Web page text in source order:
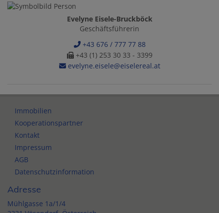
Evelyne Eisele-Bruckböck
Geschäftsführerin
+43 676 / 777 77 88
+43 (1) 253 30 33 - 3399
evelyne.eisele@eiselereal.at
Immobilien
Kooperationspartner
Kontakt
Impressum
AGB
Datenschutzinformation
Adresse
Mühlgasse 1a/1/4